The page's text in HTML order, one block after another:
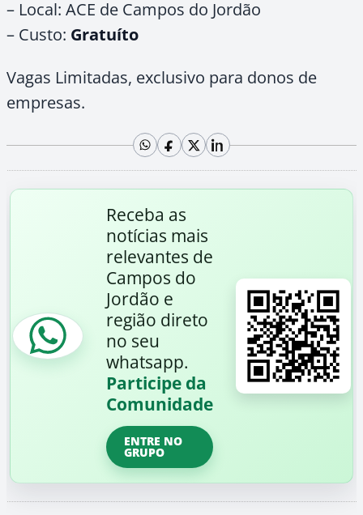
– Local: ACE de Campos do Jordão
– Custo: Gratuíto
Vagas Limitadas, exclusivo para donos de
empresas.
Receba as
notícias mais
relevantes de
Campos do
Jordão e
região direto
no seu
whatsapp.
Participe da
Comunidade
ENTRE NO
GRUPO